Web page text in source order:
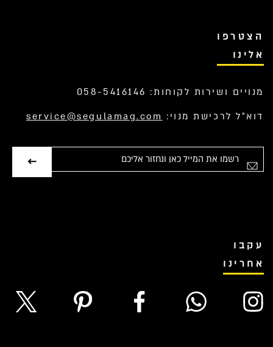
הצטרפו
אלינו
מנויים ושירות לקוחות: 058-5416146
דוא”ל לרכישת מנוי: service@segulamag.com
עקבו
אחרינו